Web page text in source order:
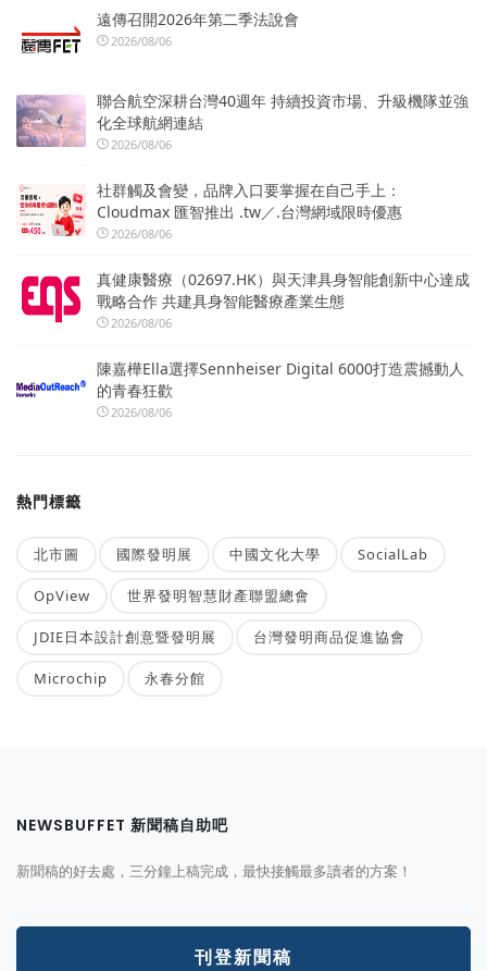
遠傳召開2026年第二季法說會
2026/08/06
聯合航空深耕台灣40週年 持續投資市場、升級機隊並強
化全球航網連結
2026/08/06
社群觸及會變，品牌入口要掌握在自己手上：
Cloudmax 匯智推出 .tw／.台灣網域限時優惠
2026/08/06
真健康醫療（02697.HK）與天津具身智能創新中心達成
戰略合作 共建具身智能醫療產業生態
2026/08/06
陳嘉樺Ella選擇Sennheiser Digital 6000打造震撼動人
的青春狂歡
2026/08/06
熱門標籤
北市圖 國際發明展 中國文化大學 SocialLab
OpView 世界發明智慧財產聯盟總會
JDIE日本設計創意暨發明展 台灣發明商品促進協會
Microchip 永春分館
NEWSBUFFET 新聞稿自助吧
新聞稿的好去處，三分鐘上稿完成，最快接觸最多讀者的方案！
刊登新聞稿